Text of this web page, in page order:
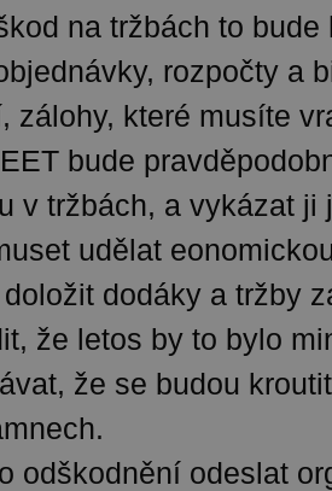
na tržbách to
rozpočty a
zálohy, které musíte
bude
v tržbách, a vykázat ji
udělat
dodáky a tržby
že letos by to bylo
že se budou
odškodnění odeslat